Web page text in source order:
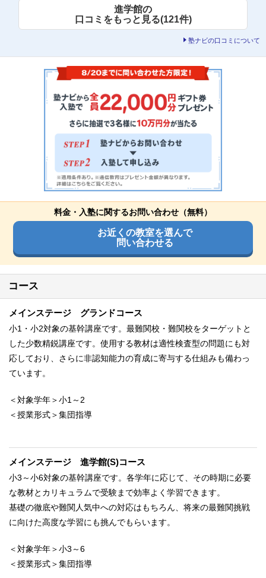
進学館の
口コミをもっと見る(121件)
塾ナビの口コミについて
料金・入塾に関するお問い合わせ（無料）
お近くの教室を選んで
問い合わせる
コース
メインステージ グランドコース
小1・小2対象の基幹講座です。最難関校・難関校をターゲットと
した少数精鋭講座です。使用する教材は適性検査型の問題にも対
応しており、さらに非認知能力の育成に寄与する仕組みも備わっ
ています。
＜対象学年＞小1～2
＜授業形式＞集団指導
メインステージ 進学館(S)コース
小3～小6対象の基幹講座です。各学年に応じて、その時期に必要
な教材とカリキュラムで受験まで効率よく学習できます。
基礎の徹底や難関人気中への対応はもちろん、将来の最難関挑戦
に向けた高度な学習にも挑んでもらいます。
＜対象学年＞小3～6
＜授業形式＞集団指導